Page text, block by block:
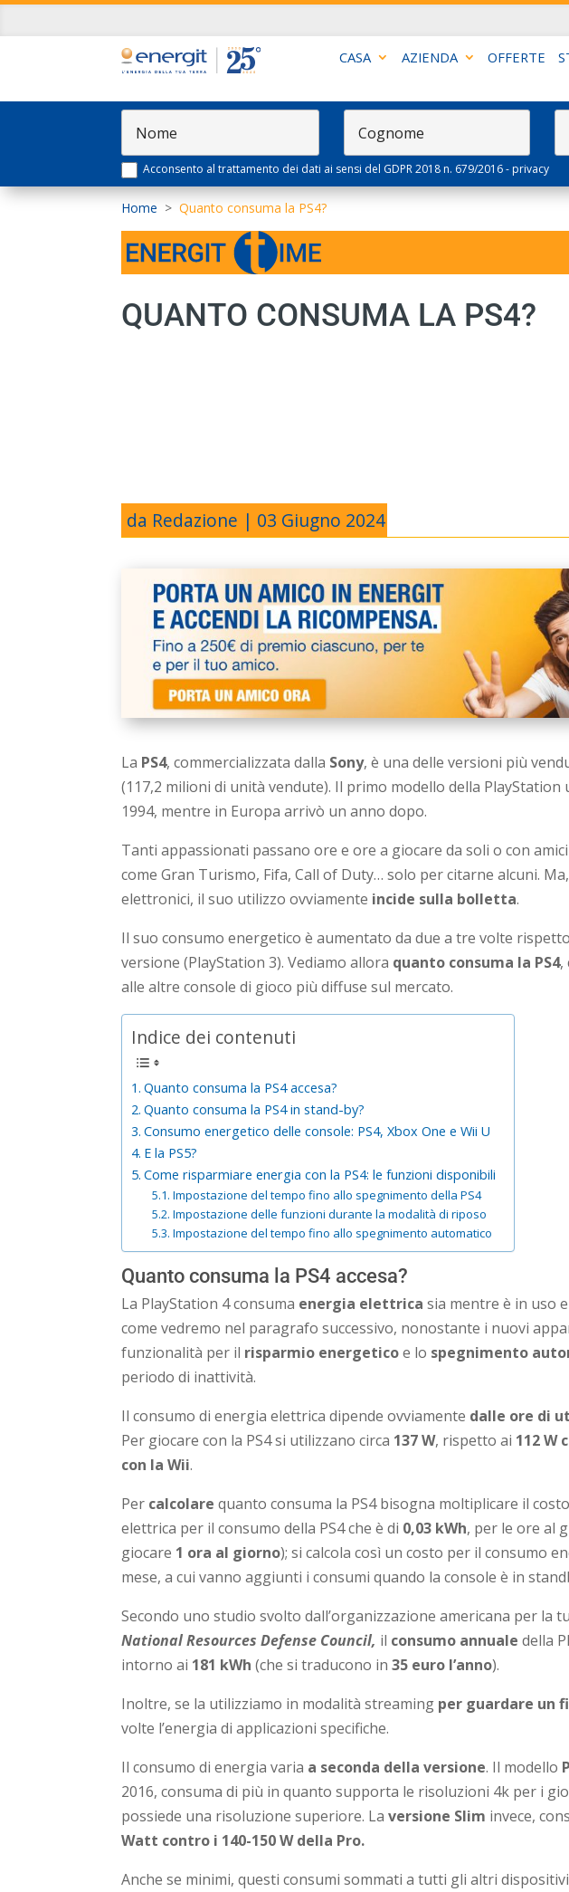
CASA AZIENDA OFFERTE
Acconsento al trattamento dei dati ai sensi del GDPR 2018 n. 679/2016 -privacy
Home >Quanto consuma la PS4?
QUANTO CONSUMA LA PS4?
da Redazione | 03 Giugno 2024
La PS4, commercializzata dalla Sony, è una delle versioni più
(117,2 milioni di unità vendute). Il primo modello della PlayStation
1994, mentre in Europa arrivò un anno dopo.
Tanti appassionati passano ore e ore a giocare da soli o con
come Gran Turismo, Fifa, Call of Duty… solo per citarne alcuni.
elettronici, il suo utilizzo ovviamente incide sulla bolletta.
Il suo consumo energetico è aumentato da due a tre volte
versione (PlayStation 3). Vediamo allora quanto consuma la PS4,
alle altre console di gioco più diffuse sul mercato.
Indice dei contenuti
Quanto consuma la PS4 accesa?
Quanto consuma la PS4 in stand-by?
Consumo energetico delle console: PS4, Xbox One e Wii U
E la PS5?
Come risparmiare energia con la PS4: le funzioni disponibili
Impostazione del tempo fino allo spegnimento della PS4
Impostazione delle funzioni durante la modalità di riposo
Impostazione del tempo fino allo spegnimento automatico
Quanto consuma la PS4 accesa?
La PlayStation 4 consuma energia elettrica sia mentre è in uso
come vedremo nel paragrafo successivo, nonostante i nuovi
funzionalità per il risparmio energeticoe lo spegnimento
periodo di inattività.
Il consumo di energia elettrica dipende ovviamente dalle ore di
Per giocare con la PS4 si utilizzano circa 137 W, rispetto ai 112 W
con la Wii.
Per calcolare quanto consuma la PS4 bisogna moltiplicare il
elettrica per il consumo della PS4 che è di 0,03 kWh, per le ore al
giocare 1 ora al giorno); si calcola così un costo per il consumo
mese, a cui vanno aggiunti i consumi quando la console è in
Secondo uno studio svolto dall’organizzazione americana per la
National Resources Defense Council, il consumo annuale della
intorno ai 181 kWh(che si traducono in35 euro l’anno).
Inoltre, se la utilizziamo in modalità streaming per guardare un
volte l’energia di applicazioni specifiche.
Il consumo di energia varia a seconda della versione. Il modello
2016, consuma di più in quanto supporta le risoluzioni 4k per i
possiede una risoluzione superiore. Laversione Slim invece,
Watt contro i 140-150 W della Pro.
Anche se minimi, questi consumi sommati a tutti gli altri